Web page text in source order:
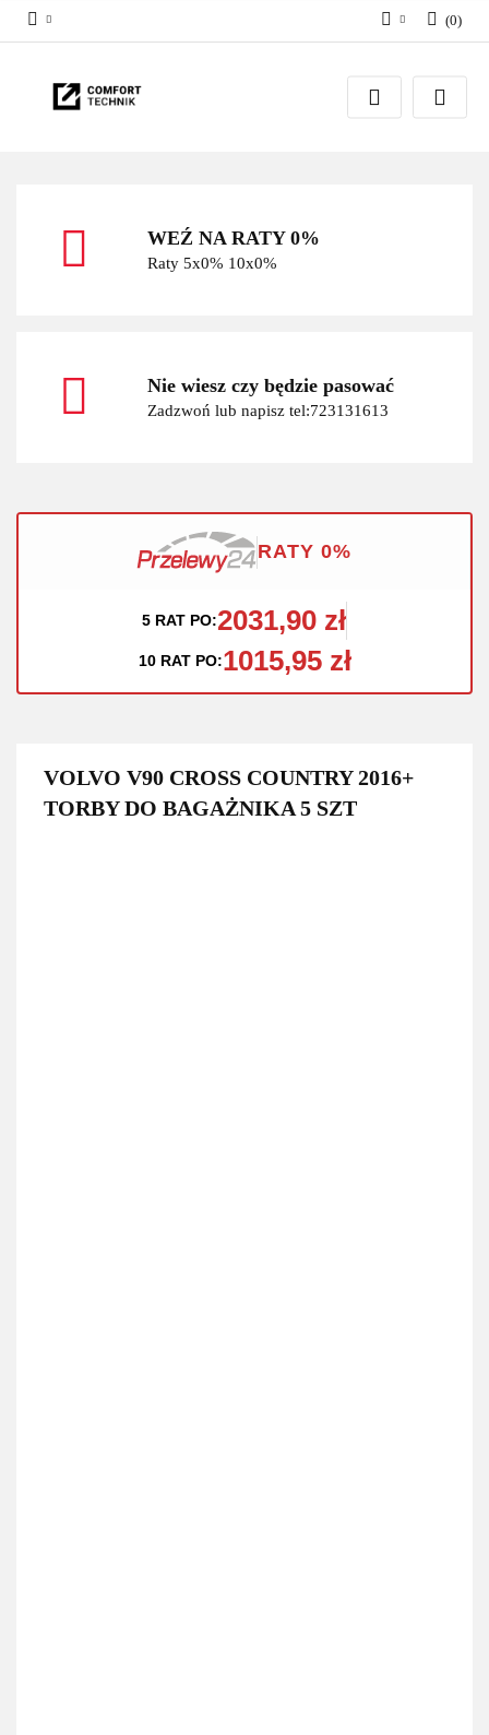
Zaloguj się
Zarejestruj się
(0)
WEŹ NA RATY 0%
Raty 5x0% 10x0%
Nie wiesz czy będzie pasować
Zadzwoń lub napisz tel:723131613
RATY 0%
5 RAT PO:2031,90 zł
10 RAT PO:1015,95 zł
VOLVO V90 CROSS COUNTRY 2016+
TORBY DO BAGAŻNIKA 5 SZT